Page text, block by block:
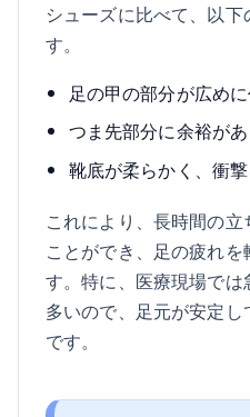
シューズに比べて、以下
す。
足の甲の部分が広め
つま先部分に余裕が
靴底が柔らかく、衝
これにより、長時間の
ことができ、足の疲れを
す。特に、医療現場で
多いので、足元が安定
です。